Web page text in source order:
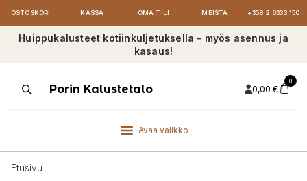
OSTOSKORI KASSA OMA TILI MEISTÄ +358 2 6333 150
Huippukalusteet kotiinkuljetuksella - myös asennus ja
kasaus!
ProductsPorin Kalustetalo 0,00 €
0
Avaa valikko
Etusivu